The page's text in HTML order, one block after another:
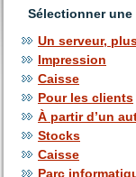
Sélectionner
Un serveur,
Impression
Caisse
Pour les clients
À partir d’un
Stocks
Caisse
Parc